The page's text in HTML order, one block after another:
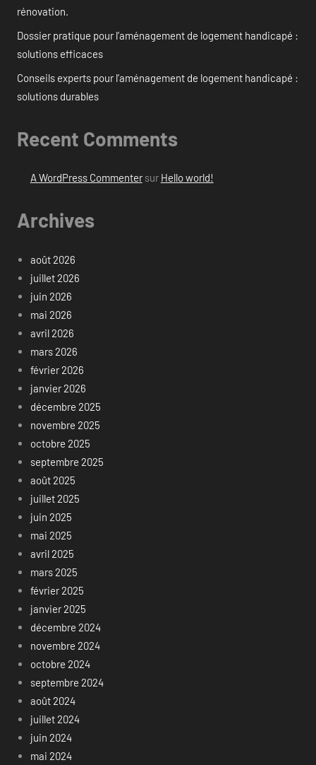
rénovation.
Dossier pratique pour l’aménagement de logement handicapé :
solutions efficaces
Conseils experts pour l’aménagement de logement handicapé :
solutions durables
Recent Comments
A WordPress Commentersur Hello world!
Archives
août 2026
juillet 2026
juin 2026
mai 2026
avril 2026
mars 2026
février 2026
janvier 2026
décembre 2025
novembre 2025
octobre 2025
septembre 2025
août 2025
juillet 2025
juin 2025
mai 2025
avril 2025
mars 2025
février 2025
janvier 2025
décembre 2024
novembre 2024
octobre 2024
septembre 2024
août 2024
juillet 2024
juin 2024
mai 2024